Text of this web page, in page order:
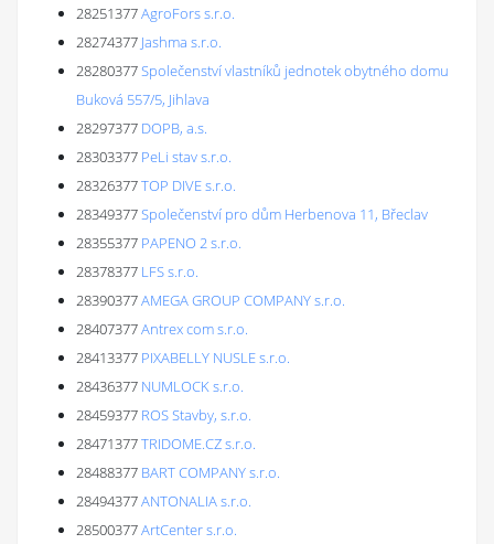
28251377AgroFors s.r.o.
28274377 Jashma s.r.o.
28280377Společenství vlastníků jednotek obytného domu
Buková 557/5, Jihlava
28297377 DOPB, a.s.
28303377 PeLi stav s.r.o.
28326377TOP DIVE s.r.o.
28349377Společenství pro dům Herbenova 11, Břeclav
28355377 PAPENO 2 s.r.o.
28378377 LFS s.r.o.
28390377AMEGA GROUP COMPANY s.r.o.
28407377Antrex com s.r.o.
28413377 PIXABELLY NUSLE s.r.o.
28436377 NUMLOCK s.r.o.
28459377 ROS Stavby, s.r.o.
28471377TRIDOME.CZ s.r.o.
28488377 BART COMPANY s.r.o.
28494377ANTONALIA s.r.o.
28500377ArtCenter s.r.o.